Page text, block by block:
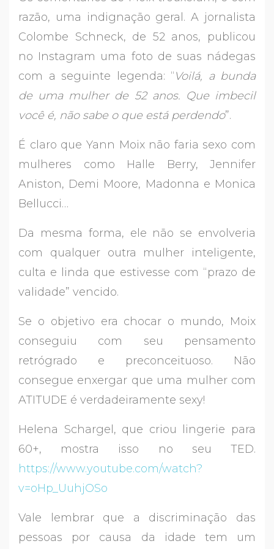
razão, uma indignação geral. A jornalista
Colombe Schneck, de 52 anos, publicou
no Instagram uma foto de suas nádegas
com a seguinte legenda: “Voilá, a bunda
de uma mulher de 52 anos. Que imbecil
você é, não sabe o que está perdendo”.
É claro que Yann Moix não faria sexo com
mulheres como Halle Berry, Jennifer
Aniston, Demi Moore, Madonna e Monica
Bellucci…
Da mesma forma, ele não se envolveria
com qualquer outra mulher inteligente,
culta e linda que estivesse com “prazo de
validade” vencido.
Se o objetivo era chocar o mundo, Moix
conseguiu com seu pensamento
retrógrado e preconceituoso. Não
consegue enxergar que uma mulher com
ATITUDE é verdadeiramente sexy!
Helena Schargel, que criou lingerie para
60+, mostra isso no seu TED.
https://www.youtube.com/watch?
v=oHp_UuhjOSo
Vale lembrar que a discriminação das
pessoas por causa da idade tem um